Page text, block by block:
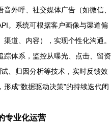
音外呼、社交媒体广告（如微信、
。系统可根据客户画像与渠道偏
道、内容），实现个性化沟通。
踪体系，监控从曝光、点击、留资
、归因分析等技术，实时反馈效
成“数据驱动决策”的持续迭代闭
专业化运营